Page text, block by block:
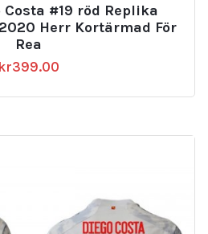
#19 röd Replika
Herr Kortärmad För
Rea
kr399.00